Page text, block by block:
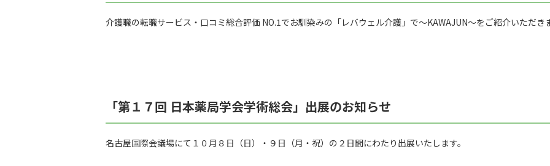
介護職の転職サービス・口コミ総合評価 NO.1でお馴染みの「レバウェル介護」で～KAWAJUN～をご紹介いただき
「第１７回 日本薬局学会学術総会」出展のお知らせ
名古屋国際会議場にて１０月８日（日）・９日（月・祝）の２日間にわたり出展いたします。